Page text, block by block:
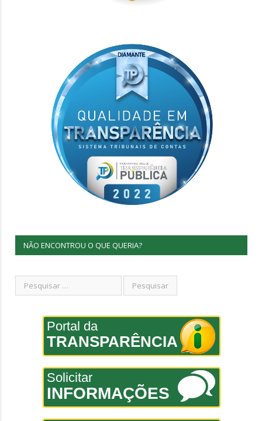
NÃO ENCONTROU O QUE QUERIA?
Portal da
TRANSPARÊNCIA
Solicitar
INFORMAÇÕES